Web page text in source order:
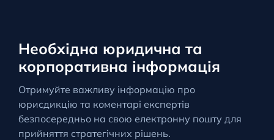
Необхідна юридична та
корпоративна інформація
Отримуйте важливу інформацію про
юрисдикцію та коментарі експертів
безпосередньо на свою електронну пошту для
прийняття стратегічних рішень.